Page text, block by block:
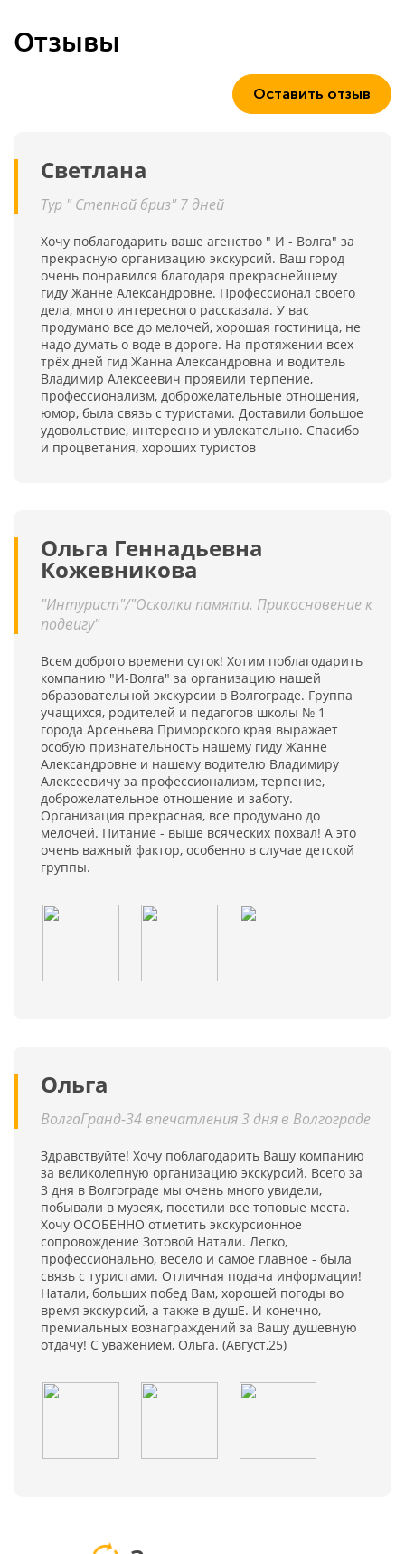
Отзывы
Оставить отзыв
Светлана
Тур " Степной бриз" 7 дней
Хочу поблагодарить ваше агенство " И - Волга" за
прекрасную организацию экскурсий. Ваш город
очень понравился благодаря прекраснейшему
гиду Жанне Александровне. Профессионал своего
дела, много интересного рассказала. У вас
продумано все до мелочей, хорошая гостиница, не
надо думать о воде в дороге. На протяжении всех
трёх дней гид Жанна Александровна и водитель
Владимир Алексеевич проявили терпение,
профессионализм, доброжелательные отношения,
юмор, была связь с туристами. Доставили большое
удовольствие, интересно и увлекательно. Спасибо
и процветания, хороших туристов
Ольга Геннадьевна
Кожевникова
"Интурист"/"Осколки памяти. Прикосновение к
подвигу"
Всем доброго времени суток! Хотим поблагодарить
компанию "И-Волга" за организацию нашей
образовательной экскурсии в Волгограде. Группа
учащихся, родителей и педагогов школы № 1
города Арсеньева Приморского края выражает
особую признательность нашему гиду Жанне
Александровне и нашему водителю Владимиру
Алексеевичу за профессионализм, терпение,
доброжелательное отношение и заботу.
Организация прекрасная, все продумано до
мелочей. Питание - выше всяческих похвал! А это
очень важный фактор, особенно в случае детской
группы.
Ольга
ВолгаГранд-34 впечатления 3 дня в Волгограде
Здравствуйте! Хочу поблагодарить Вашу компанию
за великолепную организацию экскурсий. Всего за
3 дня в Волгограде мы очень много увидели,
побывали в музеях, посетили все топовые места.
Хочу ОСОБЕННО отметить экскурсионное
сопровождение Зотовой Натали. Легко,
профессионально, весело и самое главное - была
связь с туристами. Отличная подача информации!
Натали, больших побед Вам, хорошей погоды во
время экскурсий, а также в душЕ. И конечно,
премиальных вознаграждений за Вашу душевную
отдачу! С уважением, Ольга. (Август,25)